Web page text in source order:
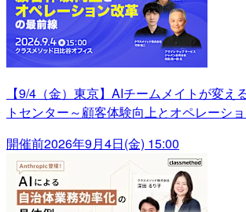
【9/4（金）東京】AIチームメイトが変え
トセンター～顧客体験向上とオペレーシ
開催前2026年9月4日(金) 15:00